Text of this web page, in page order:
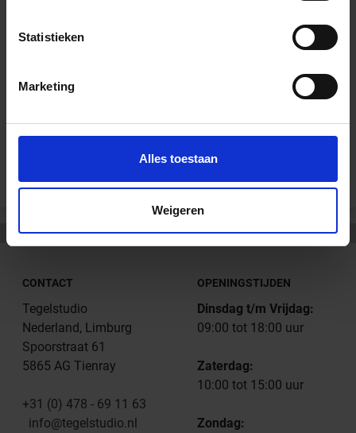
Statistieken
Marketing
Alles toestaan
Weigeren
+31 (0) 478 - 69 11 63 Productaanvraag
Andere Series van Schlüter Systems
CONTACT
Tegelstudio
Nederland, Limburg
Spoorstraat 61
5865 AG Tienray
+31 (0) 478 - 69 11 63
info@tegelstudio.nl
OPENINGSTIJDEN
Dinsdag t/m Vrijdag:
09:00 tot 18:00 uur
Zaterdag:
10:00 tot 15:00 uur
Zondag: